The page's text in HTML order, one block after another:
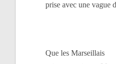
prise avec une vague
Que les Marseillais